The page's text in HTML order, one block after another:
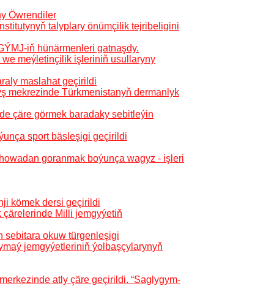
Öwrendiler
talyplary önümçilik tejribeligini
iň hünärmenleri gatnaşdy.
meýletinçilik işleriniň usullaryny
maslahat geçirildi
mekrezinde Türkmenistanyň dermanlyk
çäre görmek baradaky sebitleýin
sport bäsleşigi geçirildi
goranmak boýunça wagyz - işleri
kömek dersi geçirildi
çärelerinde Milli jemgyýetiň
sebitara okuw türgenleşigi
jemgyýetleriniň ýolbaşçylarynyň
atly çäre geçirildi. “Saglygym-